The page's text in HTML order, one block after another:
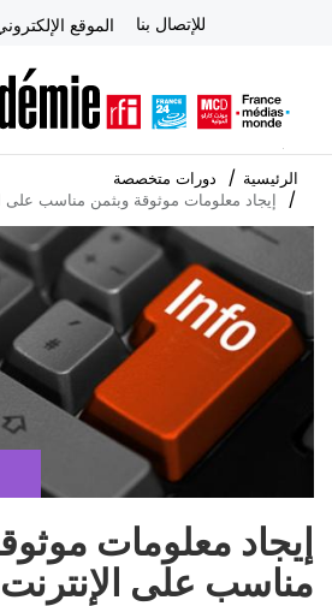
تجاوز
إلى
المحتوى
الرئيسي
للإتصال بنا الموقع
دورات متخصصة
المشورة الاستراتيجية
التعلم الإلكتروني عن بُعد
الأكاديمية
آخر المستجدات
النشرة الإخباريةالرئيسية
دورات متخصصة
إيجاد معلومات موثوقة وبثمن مناسب على
Cover
illustration
إيجاد معلومات
مناسب على الإنترنت